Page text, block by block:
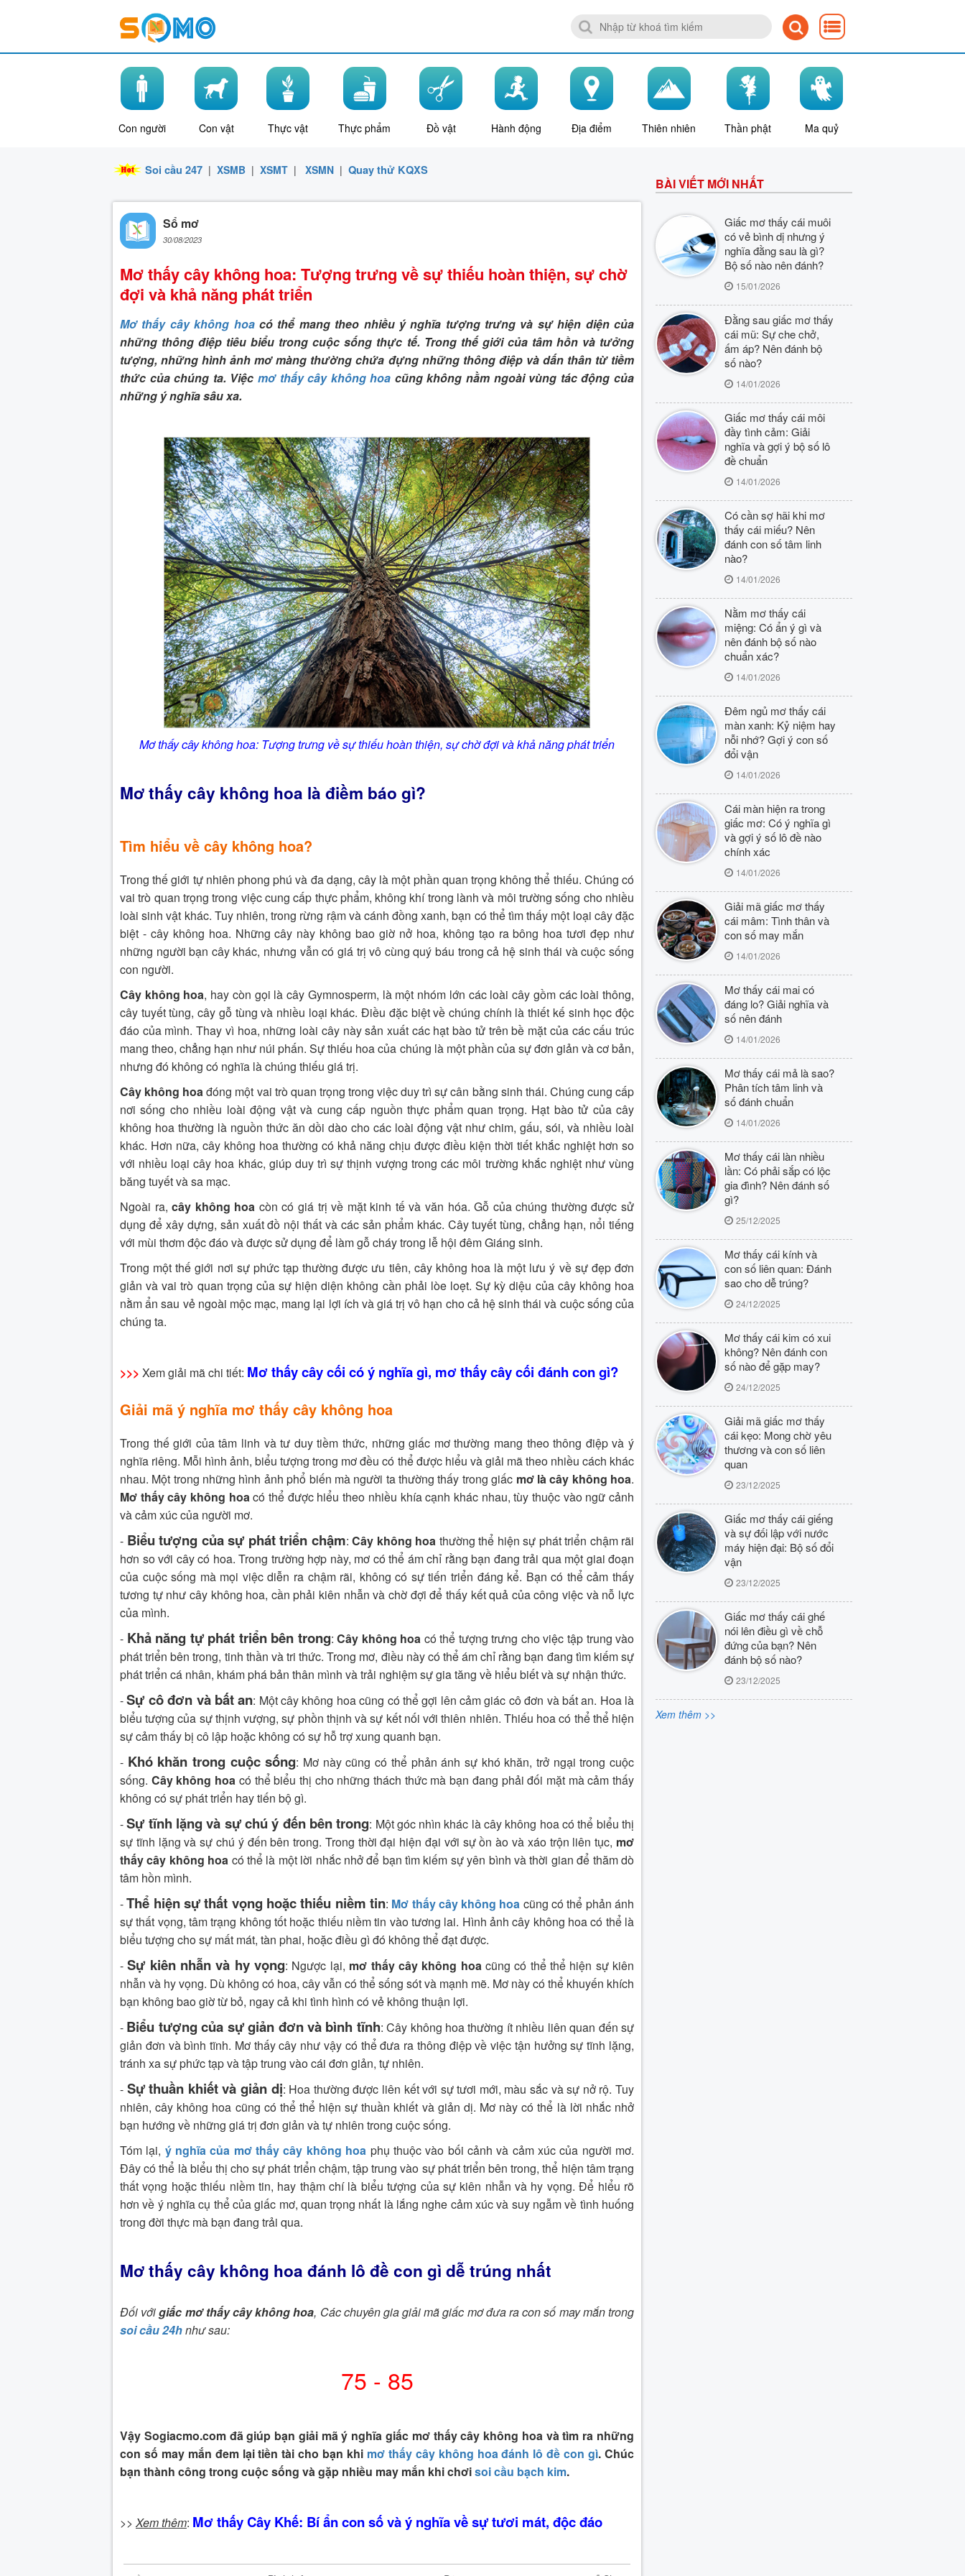
Con người Con vật Thực vật Thực phẩm Đồ vật Hành động Địa điểm Thiên nhiên Thần phật Ma quỷ
Soi cầu 247 | XSMB | XSMT | XSMN | Quay thử KQXS
Sổ mơ
30/08/2023
Mơ thấy cây không hoa: Tượng trưng về sự thiếu hoàn thiện, sự chờ
đợi và khả năng phát triển
Mơ thấy cây không hoacó thể mang theo nhiều ý nghĩa tượng trưng và sự hiện diện của
những thông điệp tiêu biểu trong cuộc sống thực tế. Trong thế giới của tâm hồn và tưởng
tượng, những hình ảnh mơ màng thường chứa đựng những thông điệp và dấn thân từ tiềm
thức của chúng ta. Việc mơ thấy cây không hoa cũng không nằm ngoài vùng tác động của
những ý nghĩa sâu xa.
Mơ thấy cây không hoa: Tượng trưng về sự thiếu hoàn thiện, sự chờ đợi và khả năng phát triển
Mơ thấy cây không hoa là điềm báo gì?
Tìm hiểu về cây không hoa?
Trong thế giới tự nhiên phong phú và đa dạng, cây là một phần quan trọng không thể thiếu. Chúng có
vai trò quan trọng trong việc cung cấp thực phẩm, không khí trong lành và môi trường sống cho nhiều
loài sinh vật khác. Tuy nhiên, trong rừng rậm và cánh đồng xanh, bạn có thể tìm thấy một loại cây đặc
biệt - cây không hoa. Những cây này không bao giờ nở hoa, không tạo ra bông hoa tươi đẹp như
những người bạn cây khác, nhưng vẫn có giá trị vô cùng quý báu trong cả hệ sinh thái và cuộc sống
con người.
Cây không hoa, hay còn gọi là cây Gymnosperm, là một nhóm lớn các loài cây gồm các loài thông,
cây tuyết tùng, cây gỗ tùng và nhiều loại khác. Điều đặc biệt về chúng chính là thiết kế sinh học độc
đáo của mình. Thay vì hoa, những loài cây này sản xuất các hạt bào tử trên bề mặt của các cấu trúc
mang theo, chẳng hạn như núi phấn. Sự thiếu hoa của chúng là một phần của sự đơn giản và cơ bản,
nhưng đó không có nghĩa là chúng thiếu giá trị.
Cây không hoađóng một vai trò quan trọng trong việc duy trì sự cân bằng sinh thái. Chúng cung cấp
nơi sống cho nhiều loài động vật và cung cấp nguồn thực phẩm quan trọng. Hạt bào tử của cây
không hoa thường là nguồn thức ăn dồi dào cho các loài động vật như chim, gấu, sói, và nhiều loài
khác. Hơn nữa, cây không hoa thường có khả năng chịu được điều kiện thời tiết khắc nghiệt hơn so
với nhiều loại cây hoa khác, giúp duy trì sự thịnh vượng trong các môi trường khắc nghiệt như vùng
băng tuyết và sa mạc.
Ngoài ra,cây không hoa còn có giá trị về mặt kinh tế và văn hóa. Gỗ của chúng thường được sử
dụng để xây dựng, sản xuất đồ nội thất và các sản phẩm khác. Cây tuyết tùng, chẳng hạn, nổi tiếng
với mùi thơm độc đáo và được sử dụng để làm gỗ cháy trong lễ hội đêm Giáng sinh.
Trong một thế giới nơi sự phức tạp thường được ưu tiên, cây không hoa là một lưu ý về sự đẹp đơn
giản và vai trò quan trọng của sự hiện diện không cần phải lòe loẹt. Sự kỳ diệu của cây không hoa
nằm ẩn sau vẻ ngoài mộc mạc, mang lại lợi ích và giá trị vô hạn cho cả hệ sinh thái và cuộc sống của
chúng ta.
>>> Xem giải mã chi tiết: Mơ thấy cây cối có ý nghĩa gì, mơ thấy cây cối đánh con gì?
Giải mã ý nghĩa mơ thấy cây không hoa
Trong thế giới của tâm linh và tư duy tiềm thức, những giấc mơ thường mang theo thông điệp và ý
nghĩa riêng. Mỗi hình ảnh, biểu tượng trong mơ đều có thể được hiểu và giải mã theo nhiều cách khác
nhau. Một trong những hình ảnh phổ biến mà người ta thường thấy trong giấc mơ là cây không hoa.
Mơ thấy cây không hoacó thể được hiểu theo nhiều khía cạnh khác nhau, tùy thuộc vào ngữ cảnh
và cảm xúc của người mơ.
- Biểu tượng của sự phát triển chậm: Cây không hoa thường thể hiện sự phát triển chậm rãi
hơn so với cây có hoa. Trong trường hợp này, mơ có thể ám chỉ rằng bạn đang trải qua một giai đoạn
của cuộc sống mà mọi việc diễn ra chậm rãi, không có sự tiến triển đáng kể. Bạn có thể cảm thấy
tương tự như cây không hoa, cần phải kiên nhẫn và chờ đợi để thấy kết quả của công việc và nỗ lực
của mình.
- Khả năng tự phát triển bên trong:Cây không hoa có thể tượng trưng cho việc tập trung vào
phát triển bên trong, tinh thần và tri thức. Trong mơ, điều này có thể ám chỉ rằng bạn đang tìm kiếm sự
phát triển cá nhân, khám phá bản thân mình và trải nghiệm sự gia tăng về hiểu biết và sự nhận thức.
-Sự cô đơn và bất an: Một cây không hoa cũng có thể gợi lên cảm giác cô đơn và bất an. Hoa là
biểu tượng của sự thịnh vượng, sự phồn thịnh và sự kết nối với thiên nhiên. Thiếu hoa có thể thể hiện
sự cảm thấy bị cô lập hoặc không có sự hỗ trợ xung quanh bạn.
- Khó khăn trong cuộc sống: Mơ này cũng có thể phản ánh sự khó khăn, trở ngại trong cuộc
sống. Cây không hoa có thể biểu thị cho những thách thức mà bạn đang phải đối mặt mà cảm thấy
không có sự phát triển hay tiến bộ gì.
-Sự tĩnh lặng và sự chú ý đến bên trong: Một góc nhìn khác là cây không hoa có thể biểu thị
sự tĩnh lặng và sự chú ý đến bên trong. Trong thời đại hiện đại với sự ồn ào và xáo trộn liên tục, mơ
thấy cây không hoa có thể là một lời nhắc nhở để bạn tìm kiếm sự yên bình và thời gian để thăm dò
tâm hồn mình.
-Thể hiện sự thất vọng hoặc thiếu niềm tin: Mơ thấy cây không hoa cũng có thể phản ánh
sự thất vọng, tâm trạng không tốt hoặc thiếu niềm tin vào tương lai. Hình ảnh cây không hoa có thể là
biểu tượng cho sự mất mát, tàn phai, hoặc điều gì đó không thể đạt được.
-Sự kiên nhẫn và hy vọng: Ngược lại, mơ thấy cây không hoacũng có thể thể hiện sự kiên
nhẫn và hy vọng. Dù không có hoa, cây vẫn có thể sống sót và mạnh mẽ. Mơ này có thể khuyến khích
bạn không bao giờ từ bỏ, ngay cả khi tình hình có vẻ không thuận lợi.
- Biểu tượng của sự giản đơn và bình tĩnh: Cây không hoa thường ít nhiều liên quan đến sự
giản đơn và bình tĩnh. Mơ thấy cây như vậy có thể đưa ra thông điệp về việc tận hưởng sự tĩnh lặng,
tránh xa sự phức tạp và tập trung vào cái đơn giản, tự nhiên.
- Sự thuần khiết và giản dị: Hoa thường được liên kết với sự tươi mới, màu sắc và sự nở rộ. Tuy
nhiên, cây không hoa cũng có thể thể hiện sự thuần khiết và giản dị. Mơ này có thể là lời nhắc nhở
bạn hướng về những giá trị đơn giản và tự nhiên trong cuộc sống.
Tóm lại, ý nghĩa của mơ thấy cây không hoa phụ thuộc vào bối cảnh và cảm xúc của người mơ.
Đây có thể là biểu thị cho sự phát triển chậm, tập trung vào sự phát triển bên trong, thể hiện tâm trạng
thất vọng hoặc thiếu niềm tin, hay thậm chí là biểu tượng của sự kiên nhẫn và hy vọng. Để hiểu rõ
hơn về ý nghĩa cụ thể của giấc mơ, quan trọng nhất là lắng nghe cảm xúc và suy ngẫm về tình huống
trong đời thực mà bạn đang trải qua.
Mơ thấy cây không hoa đánh lô đề con gì dễ trúng nhất
Đối vớigiấc mơ thấy cây không hoa, Các chuyên gia giải mã giấc mơ đưa ra con số may mắn trong
soi cầu 24hnhư sau:
75 - 85
Vậy Sogiacmo.com đã giúp bạn giải mã ý nghĩa giấc mơ thấy cây không hoa và tìm ra những
con số may mắn đem lại tiền tài cho bạn khi mơ thấy cây không hoa đánh lô đề con gì. Chúc
bạn thành công trong cuộc sống và gặp nhiều may mắn khi chơisoi cầu bạch kim.
>>Xem thêm: Mơ thấy Cây Khế: Bí ẩn con số và ý nghĩa về sự tươi mát, độc đáo
BÀI VIẾT MỚI NHẤT
Giấc mơ thấy cái muôi
có vẻ bình dị nhưng ý
nghĩa đằng sau là gì?
Bộ số nào nên đánh?
15/01/2026
Đằng sau giấc mơ thấy
cái mũ: Sự che chở,
ấm áp? Nên đánh bộ
số nào?
14/01/2026
Giấc mơ thấy cái môi
đầy tình cảm: Giải
nghĩa và gợi ý bộ số lô
đề chuẩn
14/01/2026
Có cần sợ hãi khi mơ
thấy cái miếu? Nên
đánh con số tâm linh
nào?
14/01/2026
Nằm mơ thấy cái
miệng: Có ẩn ý gì và
nên đánh bộ số nào
chuẩn xác?
14/01/2026
Đêm ngủ mơ thấy cái
màn xanh: Kỷ niệm hay
nỗi nhớ? Gợi ý con số
đổi vận
14/01/2026
Cái màn hiện ra trong
giấc mơ: Có ý nghĩa gì
và gợi ý số lô đề nào
chính xác
14/01/2026
Giải mã giấc mơ thấy
cái mâm: Tình thân và
con số may mắn
14/01/2026
Mơ thấy cái mai có
đáng lo? Giải nghĩa và
số nên đánh
14/01/2026
Mơ thấy cái mả là sao?
Phân tích tâm linh và
số đánh chuẩn
14/01/2026
Mơ thấy cái làn nhiều
lần: Có phải sắp có lộc
gia đình? Nên đánh số
gì?
25/12/2025
Mơ thấy cái kính và
con số liên quan: Đánh
sao cho dễ trúng?
24/12/2025
Mơ thấy cái kim có xui
không? Nên đánh con
số nào để gặp may?
24/12/2025
Giải mã giấc mơ thấy
cái kẹo: Mong chờ yêu
thương và con số liên
quan
23/12/2025
Giấc mơ thấy cái giếng
và sự đối lập với nước
máy hiện đại: Bộ số đổi
vận
23/12/2025
Giấc mơ thấy cái ghế
nói lên điều gì về chỗ
đứng của bạn? Nên
đánh bộ số nào?
23/12/2025
Xem thêm >>